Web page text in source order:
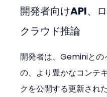
開発者向けAPI、
クラウド推論
開発者は、Geminiとの
の、より豊かなコンテ
クを公開する更新され